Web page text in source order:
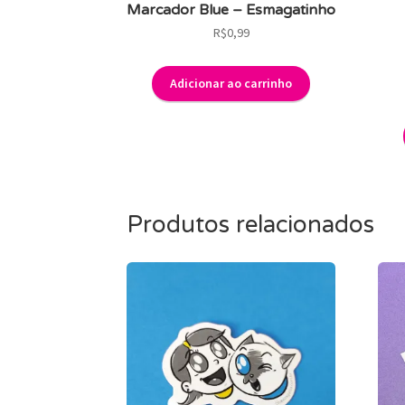
Marcador Blue – Esmagatinho
R$0,99
Adicionar ao carrinho
Produtos relacionados